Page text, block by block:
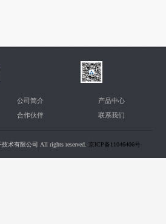
公司简介 产品中心
合作伙伴 联系我们
术有限公司 All rights reserved. 京ICP备11046406号